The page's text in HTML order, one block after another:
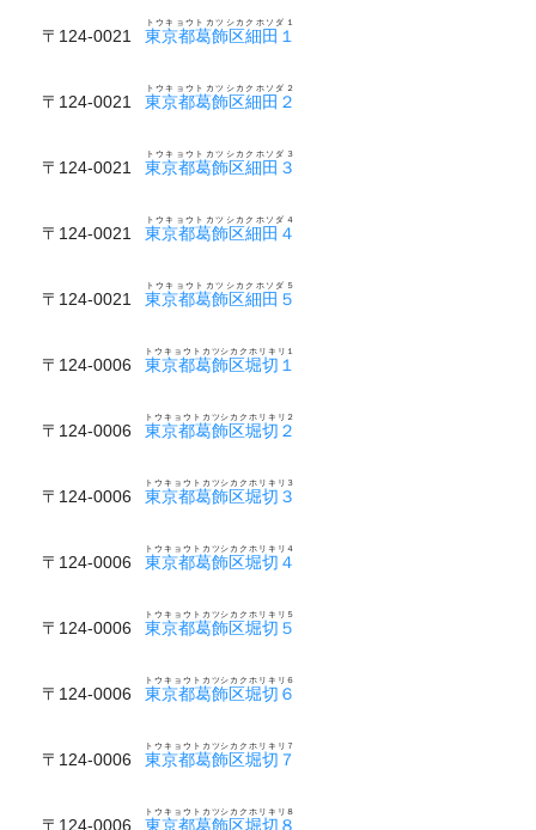
〒124-0021 東京都葛飾区細田１
トウキョウトカツシカクホソダ１
〒124-0021 東京都葛飾区細田２
トウキョウトカツシカクホソダ２
〒124-0021 東京都葛飾区細田３
トウキョウトカツシカクホソダ３
〒124-0021 東京都葛飾区細田４
トウキョウトカツシカクホソダ４
〒124-0021 東京都葛飾区細田５
トウキョウトカツシカクホソダ５
〒124-0006 東京都葛飾区堀切１
トウキョウトカツシカクホリキリ１
〒124-0006 東京都葛飾区堀切２
トウキョウトカツシカクホリキリ２
〒124-0006 東京都葛飾区堀切３
トウキョウトカツシカクホリキリ３
〒124-0006 東京都葛飾区堀切４
トウキョウトカツシカクホリキリ４
〒124-0006 東京都葛飾区堀切５
トウキョウトカツシカクホリキリ５
〒124-0006 東京都葛飾区堀切６
トウキョウトカツシカクホリキリ６
〒124-0006 東京都葛飾区堀切７
トウキョウトカツシカクホリキリ７
〒124-0006 東京都葛飾区堀切８
トウキョウトカツシカクホリキリ８